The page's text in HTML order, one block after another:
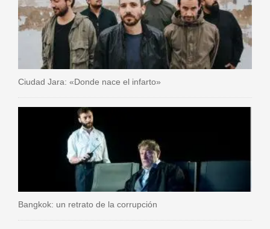
Ciudad Jara: «Donde nace el infarto»
Bangkok: un retrato de la corrupción